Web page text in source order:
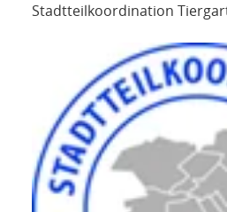
Stadtteilkoordination